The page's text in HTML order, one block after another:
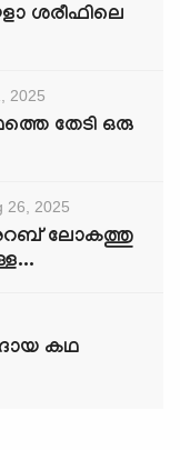
ശരീഫിലെ
2025
തേടി ഒരു
26, 2025
ലോകത്തു
കഥ